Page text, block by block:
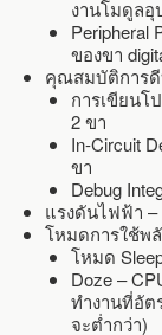
งานโมดูลอุ
Peripheral
ของขา
คุณสมบัติการ
การเขียนโ
2 ขา
In-Circuit
ขา
Debug
แรงดันไฟฟ้า –
โหมดการใช้พ
โหมด
Doze –
ทำงานที่อัต
จะต่ำกว่า)